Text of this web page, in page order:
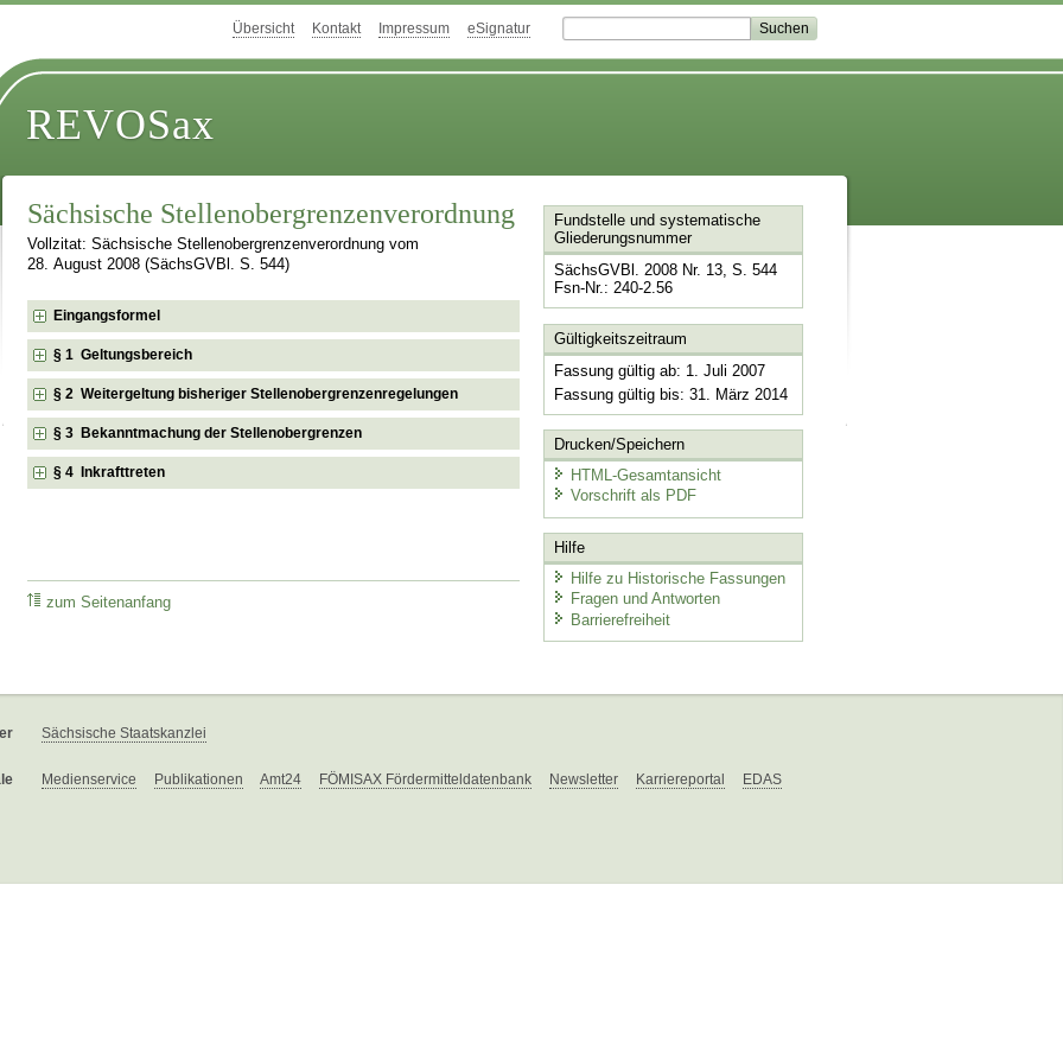
Übersicht Kontakt Impressum eSignatur
REVOSax
Sächsische Stellenobergrenzenverordnung
Vollzitat: Sächsische Stellenobergrenzenverordnung vom
28. August 2008 (SächsGVBl. S. 544)
Eingangsformel
§ 1 Geltungsbereich
§ 2 Weitergeltung bisheriger Stellenobergrenzenregelungen
§ 3 Bekanntmachung der Stellenobergrenzen
§ 4 Inkrafttreten
zum Seitenanfang
Fundstelle und systematische
Gliederungsnummer
SächsGVBl. 2008 Nr. 13, S. 544
Fsn-Nr.: 240-2.56
Gültigkeitszeitraum
Fassung gültig ab: 1. Juli 2007
Fassung gültig bis: 31. März 2014
Drucken/Speichern
HTML-Gesamtansicht
Vorschrift als PDF
Hilfe
Hilfe zu Historische Fassungen
Fragen und Antworten
Barrierefreiheit
Sächsische Staatskanzlei
Medienservice Publikationen Amt24 FÖMISAX Fördermitteldatenbank Newsletter Karriereportal EDAS